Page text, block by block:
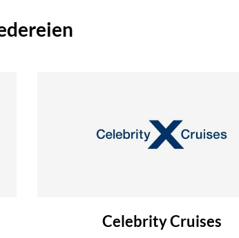
Celebrity Cruises